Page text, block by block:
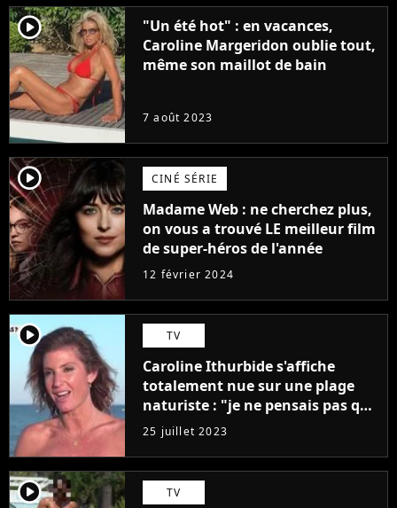
player2
"Un été hot" : en vacances,
Caroline Margeridon oublie tout,
même son maillot de bain
7 août 2023
player2 CINÉ SÉRIE
Madame Web : ne cherchez plus,
on vous a trouvé LE meilleur film
de super-héros de l'année
12 février 2024
player2 TV
Caroline Ithurbide s'affiche
totalement nue sur une plage
naturiste : "je ne pensais pas que
j'arriverais à le faire..."
25 juillet 2023
player2 TV